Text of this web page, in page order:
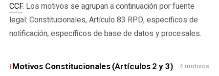
CCF. Los motivos se agrupan a continuación por fuente
legal: Constitucionales, Artículo 83 RPD, específicos de
notificación, específicos de base de datos y procesales.
I Motivos Constitucionales (Artículos 2 y 3) 4 motivos